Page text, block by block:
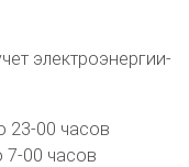
электроэнергии-
23-00 часов
7-00 часов